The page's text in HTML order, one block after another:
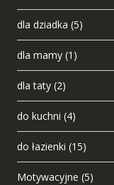
dla dziadka (5)
dla mamy (1)
dla taty (2)
do kuchni (4)
do łazienki (15)
Motywacyjne (5)